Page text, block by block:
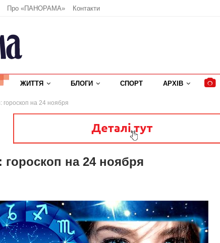
Про «ПАНОРАМА» Контакти
ЖИТТЯ БЛОГИ СПОРТ АРХІВ
гороскоп на 24 ноября
гороскоп на 24 ноября